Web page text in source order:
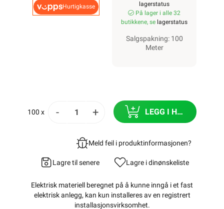
Hurtigkasse
lagerstatus
På lager i alle 32
butikkene, se lagerstatus
Salgspakning: 100
Meter
100 x - + LEGG I HANDLEKURV
Meld feil i produktinformasjonen?
Lagre til senere Lagre i dinønskeliste
Elektrisk materiell beregnet på å kunne inngå i et fast
elektrisk anlegg, kan kun installeres av en registrert
installasjonsvirksomhet.